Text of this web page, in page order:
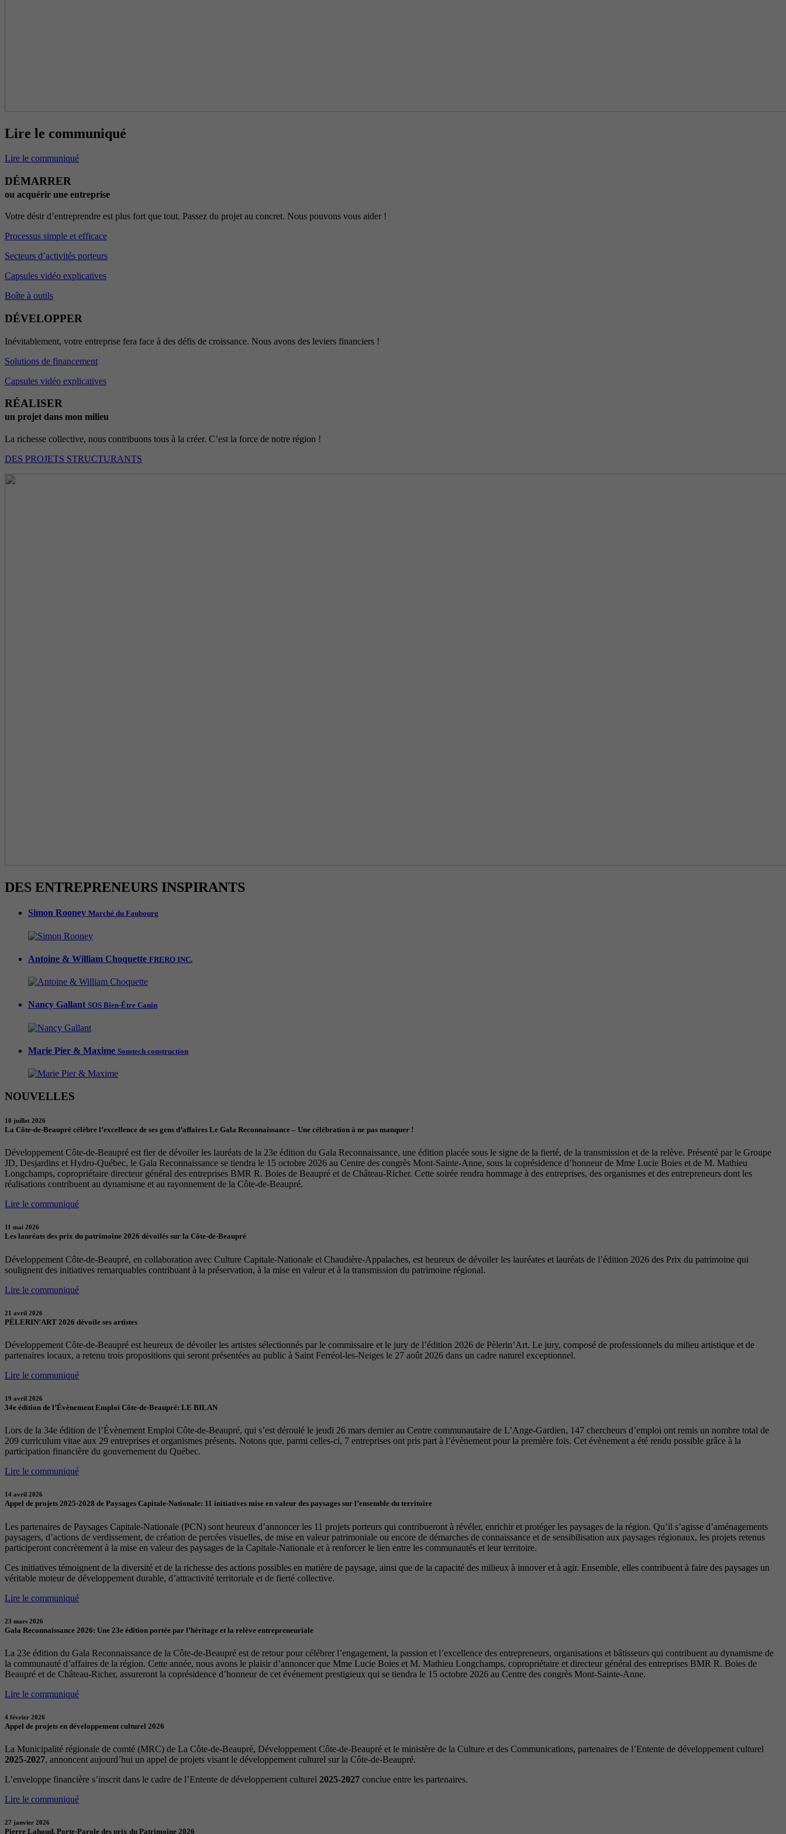
Lire le communiqué
Lire le communiqué
DÉMARRER
ou acquérir une entreprise
Votre désir d’entreprendre est plus fort que tout. Passez du projet au concret. Nous pouvons vous aider !
Processus simple et efficace
Secteurs d’activités porteurs
Capsules vidéo explicatives
Boîte à outils
DÉVELOPPER
Inévitablement, votre entreprise fera face à des défis de croissance. Nous avons des leviers financiers !
Solutions de financement
Capsules vidéo explicatives
RÉALISER
un projet dans mon milieu
La richesse collective, nous contribuons tous à la créer. C’est la force de notre région !
DES PROJETS STRUCTURANTS
DES ENTREPRENEURS INSPIRANTS
Simon Rooney Marché du Faubourg
Antoine & William Choquette FRERO INC.
Nancy Gallant SOS Bien-Être Canin
Marie Pier & Maxime Somtech construction
NOUVELLES
10 juillet 2026
La Côte-de-Beaupré célèbre l’excellence de ses gens d’affaires Le Gala Reconnaissance – Une célébration à ne pas manquer !
Développement Côte-de-Beaupré est fier de dévoiler les lauréats de la 23e édition du Gala Reconnaissance, une édition placée sous le signe de la fierté, de la transmission et de la relève. Présenté par le Groupe
JD, Desjardins et Hydro-Québec, le Gala Reconnaissance se tiendra le 15 octobre 2026 au Centre des congrès Mont-Sainte-Anne, sous la coprésidence d’honneur de Mme Lucie Boies et de M. Mathieu
Longchamps, copropriétaire directeur général des entreprises BMR R. Boies de Beaupré et de Château-Richer. Cette soirée rendra hommage à des entreprises, des organismes et des entrepreneurs dont les
réalisations contribuent au dynamisme et au rayonnement de la Côte-de-Beaupré.
Lire le communiqué
11 mai 2026
Les lauréats des prix du patrimoine 2026 dévoilés sur la Côte-de-Beaupré
Développement Côte-de-Beaupré, en collaboration avec Culture Capitale-Nationale et Chaudière-Appalaches, est heureux de dévoiler les lauréates et lauréats de l’édition 2026 des Prix du patrimoine qui
soulignent des initiatives remarquables contribuant à la préservation, à la mise en valeur et à la transmission du patrimoine régional.
Lire le communiqué
21 avril 2026
PÈLERIN’ART 2026 dévoile ses artistes
Développement Côte-de-Beaupré est heureux de dévoiler les artistes sélectionnés par le commissaire et le jury de l’édition 2026 de Pèlerin’Art. Le jury, composé de professionnels du milieu artistique et de
partenaires locaux, a retenu trois propositions qui seront présentées au public à Saint Ferréol-les-Neiges le 27 août 2026 dans un cadre naturel exceptionnel.
Lire le communiqué
19 avril 2026
34e édition de l’Évènement Emploi Côte-de-Beaupré: LE BILAN
Lors de la 34e édition de l’Évènement Emploi Côte-de-Beaupré, qui s’est déroulé le jeudi 26 mars dernier au Centre communautaire de L’Ange-Gardien, 147 chercheurs d’emploi ont remis un nombre total de
209 curriculum vitae aux 29 entreprises et organismes présents. Notons que, parmi celles-ci, 7 entreprises ont pris part à l’évènement pour la première fois. Cet évènement a été rendu possible grâce à la
participation financière du gouvernement du Québec.
Lire le communiqué
14 avril 2026
Appel de projets 2025-2028 de Paysages Capitale-Nationale: 11 initiatives mise en valeur des paysages sur l’ensemble du territoire
Les partenaires de Paysages Capitale-Nationale (PCN) sont heureux d’annoncer les 11 projets porteurs qui contribueront à révéler, enrichir et protéger les paysages de la région. Qu’il s’agisse d’aménagements
paysagers, d’actions de verdissement, de création de percées visuelles, de mise en valeur patrimoniale ou encore de démarches de connaissance et de sensibilisation aux paysages régionaux, les projets retenus
participeront concrètement à la mise en valeur des paysages de la Capitale-Nationale et à renforcer le lien entre les communautés et leur territoire.
Ces initiatives témoignent de la diversité et de la richesse des actions possibles en matière de paysage, ainsi que de la capacité des milieux à innover et à agir. Ensemble, elles contribuent à faire des paysages un
véritable moteur de développement durable, d’attractivité territoriale et de fierté collective.
Lire le communiqué
23 mars 2026
Gala Reconnaissance 2026: Une 23e édition portée par l’héritage et la relève entrepreneuriale
La 23e édition du Gala Reconnaissance de la Côte-de-Beaupré est de retour pour célébrer l’engagement, la passion et l’excellence des entrepreneurs, organisations et bâtisseurs qui contribuent au dynamisme de
la communauté d’affaires de la région. Cette année, nous avons le plaisir d’annoncer que Mme Lucie Boies et M. Mathieu Longchamps, copropriétaire et directeur général des entreprises BMR R. Boies de
Beaupré et de Château-Richer, assureront la coprésidence d’honneur de cet événement prestigieux qui se tiendra le 15 octobre 2026 au Centre des congrès Mont-Sainte-Anne.
Lire le communiqué
4 février 2026
Appel de projets en développement culturel 2026
La Municipalité régionale de comté (MRC) de La Côte-de-Beaupré, Développement Côte-de-Beaupré et le ministère de la Culture et des Communications, partenaires de l’Entente de développement culturel
2025-2027, annoncent aujourd’hui un appel de projets visant le développement culturel sur la Côte-de-Beaupré.
L’enveloppe financière s’inscrit dans le cadre de l’Entente de développement culturel 2025-2027 conclue entre les partenaires.
Lire le communiqué
27 janvier 2026
Pierre Lahoud, Porte-Parole des prix du Patrimoine 2026